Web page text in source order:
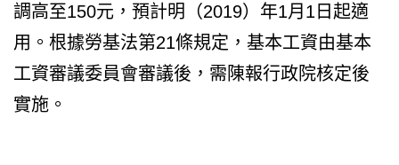
調高至150元，預計明（2019）年1月1日起適
用。根據勞基法第21條規定，基本工資由基本
工資審議委員會審議後，需陳報行政院核定後
實施。